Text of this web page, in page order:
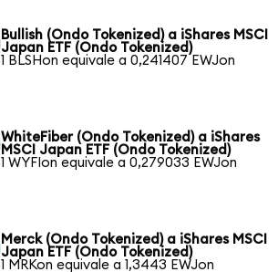
Bullish (Ondo Tokenized) a iShares MSCI
Japan ETF (Ondo Tokenized)
1 BLSHon equivale a 0,241407 EWJon
WhiteFiber (Ondo Tokenized) a iShares
MSCI Japan ETF (Ondo Tokenized)
1 WYFIon equivale a 0,279033 EWJon
Merck (Ondo Tokenized) a iShares MSCI
Japan ETF (Ondo Tokenized)
1 MRKon equivale a 1,3443 EWJon